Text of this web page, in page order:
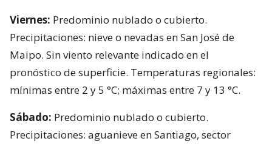
Viernes: Predominio nublado o cubierto.
Precipitaciones: nieve o nevadas en San José de
Maipo. Sin viento relevante indicado en el
pronóstico de superficie. Temperaturas regionales:
mínimas entre 2 y 5 °C; máximas entre 7 y 13 °C.
Sábado: Predominio nublado o cubierto.
Precipitaciones: aguanieve en Santiago, sector